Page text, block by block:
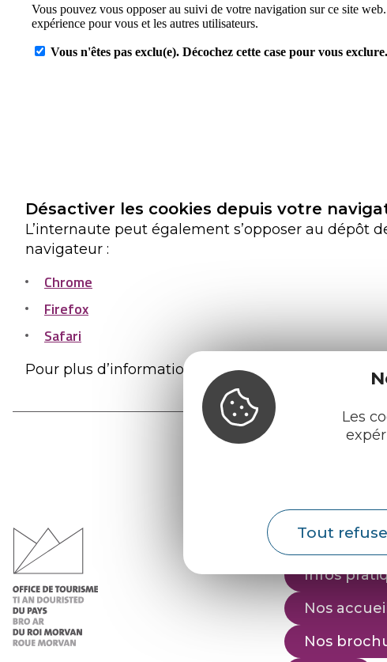
Les
Tout
Désactiver les cookies depuis votre
L’internaute peut également s’opposer au dépôt
navigateur :
Chrome
Firefox
Safari
Pour plus d’informations sur les outils à votre
Morvan
Infos
Nos
Nos